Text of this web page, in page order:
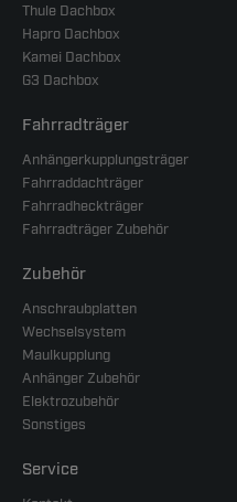
Thule Dachbox
Hapro Dachbox
Kamei Dachbox
G3 Dachbox
Fahrradträger
Anhängerkupplungsträger
Fahrraddachträger
Fahrradheckträger
Fahrradträger Zubehör
Zubehör
Anschraubplatten
Wechselsystem
Maulkupplung
Anhänger Zubehör
Elektrozubehör
Sonstiges
Service